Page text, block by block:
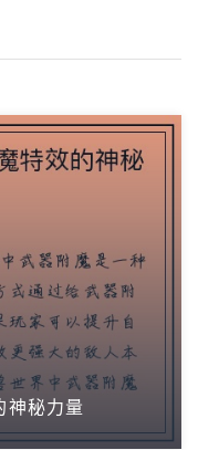
神秘力量